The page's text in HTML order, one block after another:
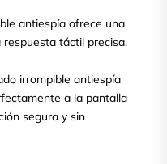
antiespía ofrece una
táctil precisa.
irrompible antiespía
a la pantalla
segura y sin